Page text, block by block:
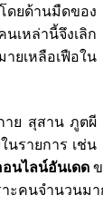
ดยด้านมืดของ
เหล่านี้จึงเลิก
ยเหลือเฟือใน
าย สุสาน ภูตผี
นรายการ เช่น
อนไลน์อันเดดข
คนจำนวนม